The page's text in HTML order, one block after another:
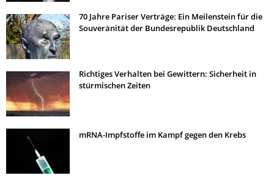
70 Jahre Pariser Verträge: Ein Meilenstein für die
Souveränität der Bundesrepublik Deutschland
Richtiges Verhalten bei Gewittern: Sicherheit in
stürmischen Zeiten
mRNA-Impfstoffe im Kampf gegen den Krebs